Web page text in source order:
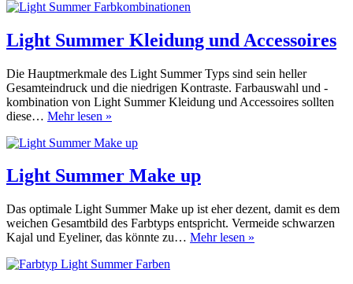
Light Summer Kleidung und Accessoires
Die Hauptmerkmale des Light Summer Typs sind sein heller
Gesamteindruck und die niedrigen Kontraste. Farbauswahl und -
kombination von Light Summer Kleidung und Accessoires sollten
diese… Mehr lesen »
Kleidung
Accessoires
Light Summer Make up
Das optimale Light Summer Make up ist eher dezent, damit es dem
weichen Gesamtbild des Farbtyps entspricht. Vermeide schwarzen
Kajal und Eyeliner, das könnte zu… Mehr lesen »